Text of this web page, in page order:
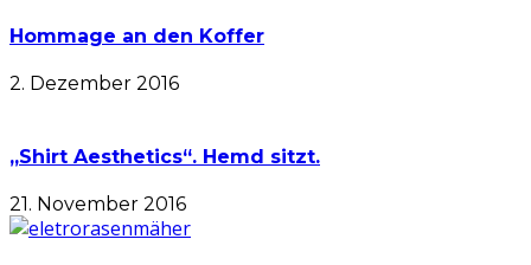
Hommage an den Koffer
2. Dezember 2016
„Shirt Aesthetics“. Hemd sitzt.
21. November 2016